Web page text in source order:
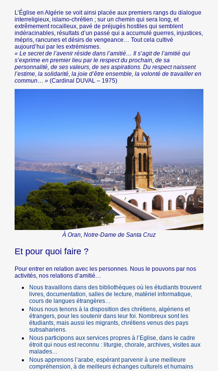
L’Église en Algérie se voit ainsi placée aux premiers rangs du dialogue
interreligieux, islamo-chrétien ; sur un chemin qui sera long, et
extrêmement rocailleux, pavé de préjugés hostiles qui semblent
indéracinables, résultats d’un passé qui a accumulé guerres, injustices,
mépris, rancunes et désirs de vengeance… Tout cela cultivé
aujourd’hui par les extrémismes.
« Le secret de l’avenir réside dans l’amitié… Il s’agit de l’amitié qui
s’exprime en premier lieu par le respect du prochain, de sa
personnalité, de ses valeurs, de ses aspirations. Du respect naissent
l’estime, la solidarité, la joie d’être ensemble, la volonté de travailler en
commun… » (Cardinal DUVAL – 1975)
À Oran, Notre-Dame de Santa Cruz
Et pour quoi faire ?
Pour entrer en relation avec les personnes. Nous le pouvons par nos
activités, nos relations d’amitié…
Nous travaillons dans des bibliothèques où les étudiants trouvent
livres, documentation, salles de lecture, matériel informatique,
cours de langues étrangères…
Nous nous tenons à la disposition des chrétiens, algériens et
étrangers, pour les soutenir dans leur foi. Nombreux sont les
étudiants, mais aussi les migrants, chrétiens venus des pays
subsahariens.
Nous participons aux services propres à l’Eglise, dans le cadre
étroit qui nous est reconnu : liturgie, chorale, archives, visites aux
malades…
Nous apprenons l’arabe, espérant parvenir à une meilleure
compréhension, à de meilleurs échanges culturels et humains